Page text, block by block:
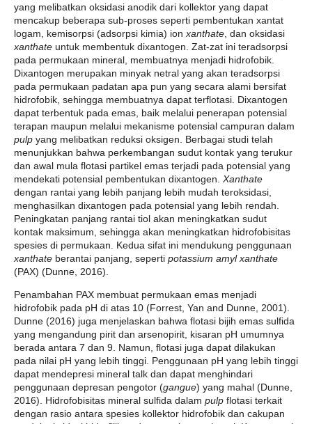
yang melibatkan oksidasi anodik dari kollektor yang dapat
mencakup beberapa sub-proses seperti pembentukan xantat
logam, kemisorpsi (adsorpsi kimia) ion xanthate , dan oksidasi
xanthate untuk membentuk dixantogen. Zat-zat ini teradsorpsi
pada permukaan mineral, membuatnya menjadi hidrofobik.
Dixantogen merupakan minyak netral yang akan teradsorpsi
pada permukaan padatan apa pun yang secara alami bersifat
hidrofobik, sehingga membuatnya dapat terflotasi. Dixantogen
dapat terbentuk pada emas, baik melalui penerapan potensial
terapan maupun melalui mekanisme potensial campuran dalam
pulp yang melibatkan reduksi oksigen. Berbagai studi telah
menunjukkan bahwa perkembangan sudut kontak yang terukur
dan awal mula flotasi partikel emas terjadi pada potensial yang
mendekati potensial pembentukan dixantogen. Xanthate
dengan rantai yang lebih panjang lebih mudah teroksidasi,
menghasilkan dixantogen pada potensial yang lebih rendah.
Peningkatan panjang rantai tiol akan meningkatkan sudut
kontak maksimum, sehingga akan meningkatkan hidrofobisitas
spesies di permukaan. Kedua sifat ini mendukung penggunaan
xanthate berantai panjang, seperti potassium amyl xanthate
(PAX) (Dunne, 2016).
Penambahan PAX membuat permukaan emas menjadi
hidrofobik pada pH di atas 10 (Forrest, Yan and Dunne, 2001).
Dunne (2016) juga menjelaskan bahwa flotasi bijih emas sulfida
yang mengandung pirit dan arsenopirit, kisaran pH umumnya
berada antara 7 dan 9. Namun, flotasi juga dapat dilakukan
pada nilai pH yang lebih tinggi. Penggunaan pH yang lebih tinggi
dapat mendepresi mineral talk dan dapat menghindari
penggunaan depresan pengotor (gangue) yang mahal (Dunne,
2016). Hidrofobisitas mineral sulfida dalam pulp flotasi terkait
dengan rasio antara spesies kollektor hidrofobik dan cakupan